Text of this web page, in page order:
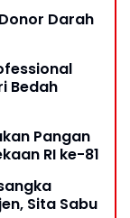
Darah
Bedah
Pangan
RI ke-81
Sita Sabu